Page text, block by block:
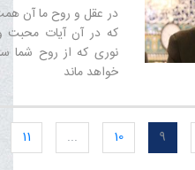
در عقل و روح ما آن
که در آن آیات
نوری که از روح شما
خواهد ماند‌
9
10
...
11